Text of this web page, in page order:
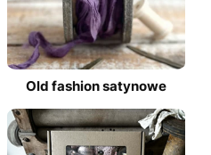
Old fashion satynowe